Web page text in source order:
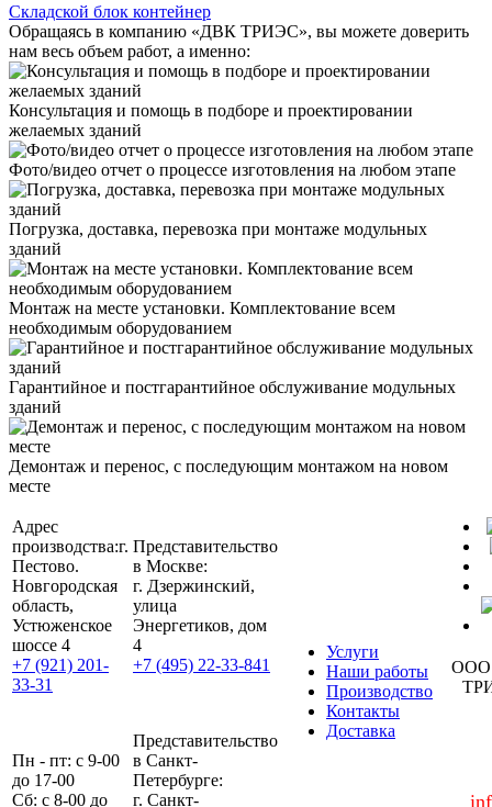
Складской блок контейнер
Обращаясь в компанию «ДВК ТРИЭС», вы можете доверить
нам весь объем работ, а именно:
Консультация и помощь в подборе и проектировании
желаемых зданий
Фото/видео отчет о процессе изготовления на любом этапе
Погрузка, доставка, перевозка при монтаже модульных
зданий
Монтаж на месте установки. Комплектование всем
необходимым оборудованием
Гарантийное и постгарантийное обслуживание модульных
зданий
Демонтаж и перенос, с последующим монтажом на новом
месте
Адрес
производства:г.
Пестово.
Новгородская
область,
Устюженское
шоссе 4
+7 (921) 201-
33-31
Представительство
в Москве:
г. Дзержинский,
улица
Энергетиков, дом
4
+7 (495) 22-33-841
Услуги
Наши работы
Производство
Контакты
Доставка
ООО
Пн - пт: с 9-00
до 17-00
Сб: с 8-00 до
Представительство
в Санкт-
Петербурге:
г. Санкт-